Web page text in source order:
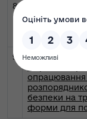
8
Постанова
№ 4Про
на
за запитом
9
Наказ
«Про
опрацювання
безпеки на
форми для